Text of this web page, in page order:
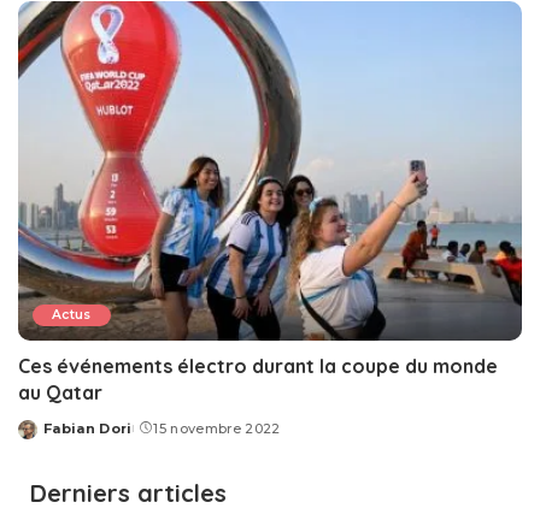
Actus
Ces événements électro durant la coupe du monde
au Qatar
Posted
Fabian Dori 15 novembre 2022
Derniers articles